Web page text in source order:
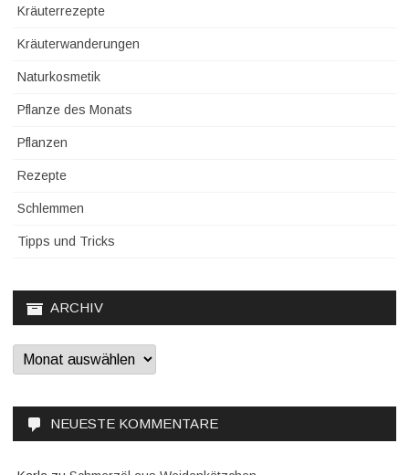
Kräuterrezepte
Kräuterwanderungen
Naturkosmetik
Pflanze des Monats
Pflanzen
Rezepte
Schlemmen
Tipps und Tricks
ARCHIV
Archiv
NEUESTE KOMMENTARE